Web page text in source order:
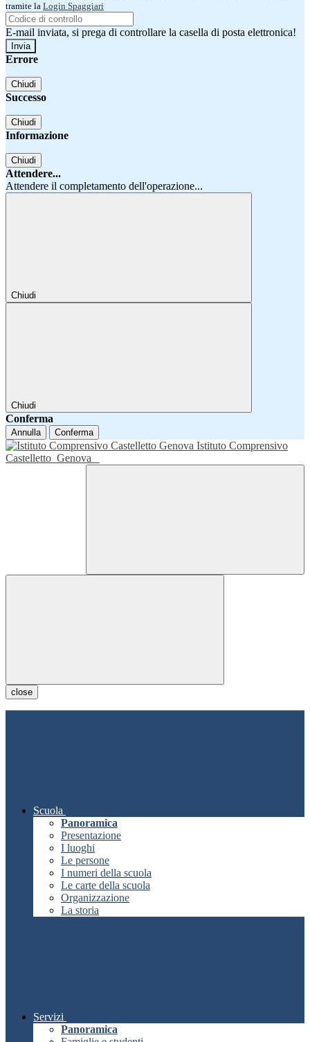
tramite la Login Spaggiari
E-mail inviata, si prega di controllare la casella di posta elettronica!
Errore
Chiudi
Successo
Chiudi
Informazione
Chiudi
Attendere...
Attendere il completamento dell'operazione...
Chiudi
Chiudi
Conferma
Annulla Conferma
Istituto Comprensivo
Castelletto Genova
close
Scuola
Panoramica
Presentazione
I luoghi
Le persone
I numeri della scuola
Le carte della scuola
Organizzazione
La storia
Servizi
Panoramica